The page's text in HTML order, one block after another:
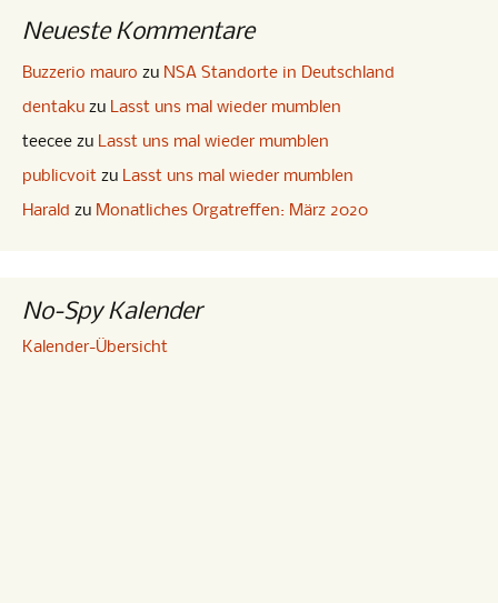
Neueste Kommentare
Buzzerio mauro zu NSA Standorte in Deutschland
dentaku zu Lasst uns mal wieder mumblen
teecee zu Lasst uns mal wieder mumblen
publicvoit zu Lasst uns mal wieder mumblen
Harald zu Monatliches Orgatreffen: März 2020
No-Spy Kalender
Kalender-Übersicht